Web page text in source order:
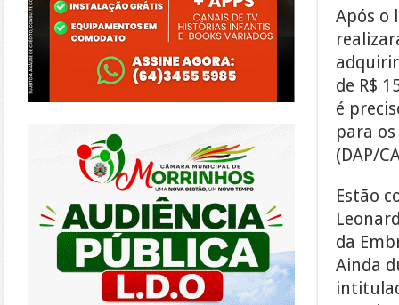
Após o
de R$
é
para
(DAP/
Estão
da
Ainda